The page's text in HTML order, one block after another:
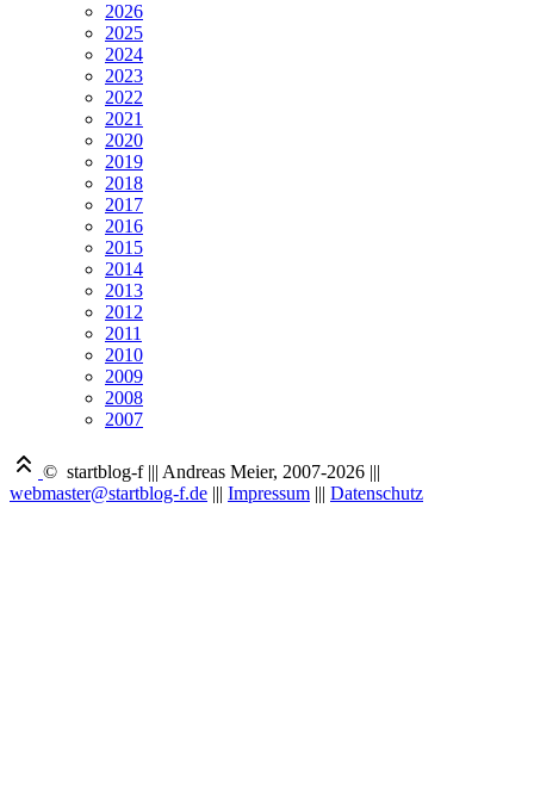
2026
2025
2024
2023
2022
2021
2020
2019
2018
2017
2016
2015
2014
2013
2012
2011
2010
2009
2008
2007
© startblog-f ||| Andreas Meier, 2007-2026 |||
webmaster@startblog-f.de ||| Impressum ||| Datenschutz